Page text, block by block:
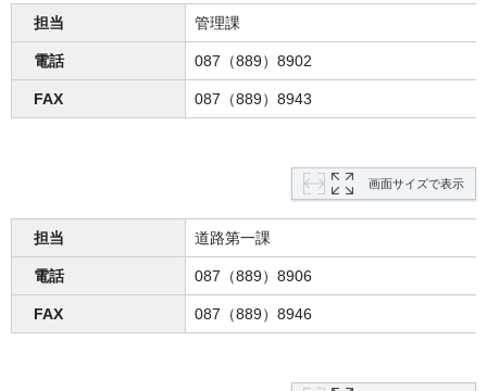
担当 管理課
電話 087（889）8902
FAX 087（889）8943
画面サイズで表示
担当 道路第一課
電話 087（889）8906
FAX 087（889）8946